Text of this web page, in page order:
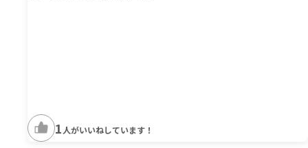
1 人がいいねしています！